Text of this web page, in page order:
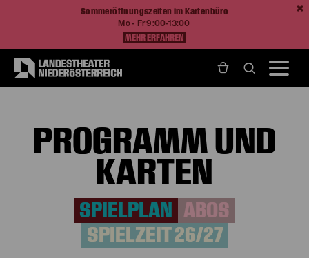
Sommeröffnungszeiten im Kartenbüro
Mo - Fr 9:00-13:00
MEHR ERFAHREN
PROGRAMM UND
KARTEN
SPIELPLAN ABOS
SPIELZEIT 26/27